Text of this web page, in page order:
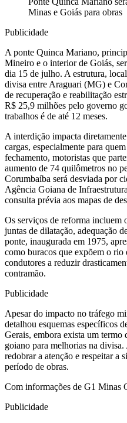
Minas e Goiás para obras
Publicidade
A ponte Quinca Mariano,
Mineiro e o interior de Goiás,
dia 15 de julho. A estrutura,
divisa entre Araguari (MG) e
de recuperação e reabilitação
R$ 25,9 milhões pelo governo
trabalhos é de até 12 meses.
A interdição impacta
cargas, especialmente para
fechamento, motoristas que
aumento de 74 quilômetros no
Corumbaíba será desviada por
Agência Goiana de
consulta prévia aos mapas de
Os serviços de reforma incluem
juntas de dilatação, adequação
ponte, inaugurada em 1975,
como buracos que expõem o rio
condutores a reduzir
contramão.
Publicidade
Apesar do impacto no tráfego
detalhou esquemas específicos
Gerais, embora exista um
goiano para melhorias na
redobrar a atenção e respeitar a
período de obras.
Com informações de G1 Minas
Publicidade